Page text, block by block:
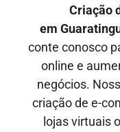
Criação
em
conte conosco
online e
negócios.
criação de e-
lojas virtuais